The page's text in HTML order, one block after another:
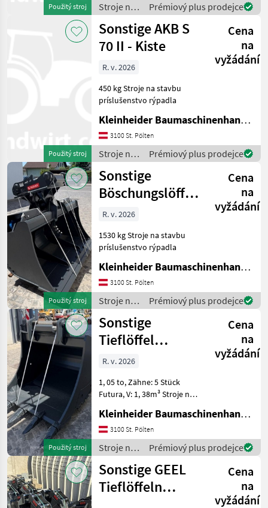
Prislusenstvo
Kinshofer
Auger Torque
A&T Anbaugeräte
Lasco
Zobrazit
všech
MODEL
180cm
Anbaulänge
Greifer
Geel
UG 08
Zweischalengreifer
MARKETPLACE
Marketplace
Nabídky
prodejců
Inzeráty
Použitý stroj
Stroje na
stavbu /
Sonstige
Prémiový plus prodejce
Použitý stroj
Sonstige AKB S
70 II - Kiste
Cena
na
vyžádání
R. v. 2026
450 kg Stroje na stavbu
príslušenstvo rýpadla
Kleinheider Baumaschinenhandel GmbH.
3100 St. Pölten
Stroje na
stavbu /
Sonstige
Prémiový plus prodejce
Použitý stroj
Sonstige
Böschungslöffel
Metalport
GRH26-2000
Cena
na
vyžádání
R. v. 2026
1530 kg Stroje na stavbu
príslušenstvo rýpadla
Kleinheider Baumaschinenhandel GmbH.
3100 St. Pölten
Stroje na
stavbu /
Sonstige
Prémiový plus prodejce
Použitý stroj
Sonstige
Tieflöffel
Metalport MP26-
Cena
na
vyžádání
R. v. 2026
1, 05 to, Zähne: 5 Stück
Futura, V: 1, 38m³ Stroje na
rýpadla
Kleinheider Baumaschinenhandel GmbH.
3100 St. Pölten
Stroje na
stavbu /
Sonstige
Prémiový plus prodejce
Sonstige GEEL
Tieflöffeln
Cena
na
vyžádání